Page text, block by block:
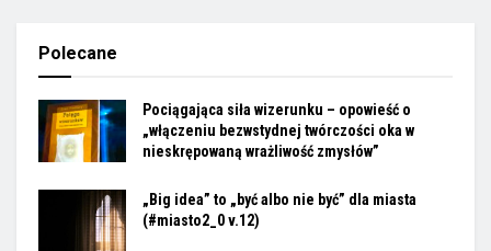
Polecane
Pociągająca siła wizerunku – opowieść o
„włączeniu bezwstydnej twórczości oka w
nieskrępowaną wrażliwość zmysłów”
„Big idea” to „być albo nie być” dla miasta
(#miasto2_0 v.12)